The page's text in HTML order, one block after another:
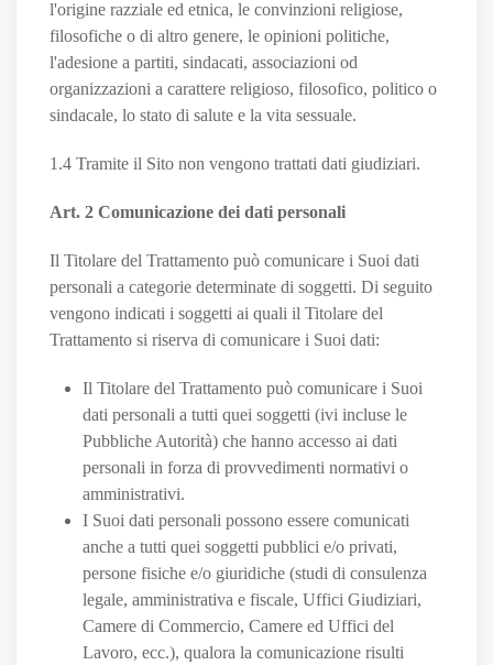
l'origine razziale ed etnica, le convinzioni religiose,
filosofiche o di altro genere, le opinioni politiche,
l'adesione a partiti, sindacati, associazioni od
organizzazioni a carattere religioso, filosofico, politico o
sindacale, lo stato di salute e la vita sessuale.
1.4 Tramite il Sito non vengono trattati dati giudiziari.
Art. 2 Comunicazione dei dati personali
Il Titolare del Trattamento può comunicare i Suoi dati
personali a categorie determinate di soggetti. Di seguito
vengono indicati i soggetti ai quali il Titolare del
Trattamento si riserva di comunicare i Suoi dati:
Il Titolare del Trattamento può comunicare i Suoi
dati personali a tutti quei soggetti (ivi incluse le
Pubbliche Autorità) che hanno accesso ai dati
personali in forza di provvedimenti normativi o
amministrativi.
I Suoi dati personali possono essere comunicati
anche a tutti quei soggetti pubblici e/o privati,
persone fisiche e/o giuridiche (studi di consulenza
legale, amministrativa e fiscale, Uffici Giudiziari,
Camere di Commercio, Camere ed Uffici del
Lavoro, ecc.), qualora la comunicazione risulti